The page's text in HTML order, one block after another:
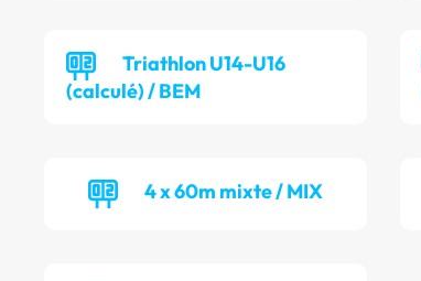
Triathlon U14-U16
(calculé) / BEM
4 x 60m mixte / MIX